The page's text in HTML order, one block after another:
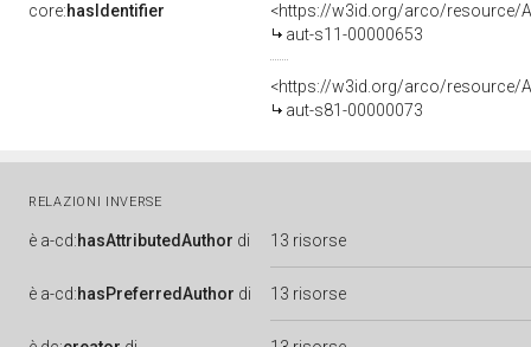
core:hasIdentifier
<https://w3id.org/arco/resource/
aut-s11-00000653
<https://w3id.org/arco/resource/
aut-s81-00000073
RELAZIONI INVERSE
è a-cd:hasAttributedAuthor di 13 risorse
è a-cd:hasPreferredAuthor di 13 risorse